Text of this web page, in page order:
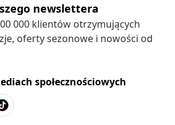
newslettera
000 klientów otrzymujących
oferty sezonowe i nowości od
społecznościowych